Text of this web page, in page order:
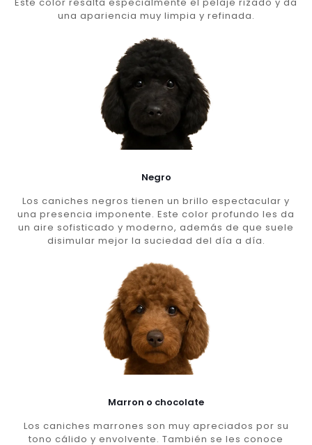
una apariencia muy limpia y refinada.
Negro
Los caniches negros tienen un brillo espectacular y
una presencia imponente. Este color profundo les da
un aire sofisticado y moderno, además de que suele
disimular mejor la suciedad del día a día.
Marron o chocolate
Los caniches marrones son muy apreciados por su
tono cálido y envolvente. También se les conoce